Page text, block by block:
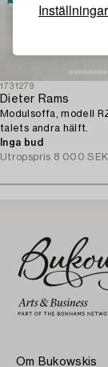
Inställningar
1731279
Dieter Rams
Modulsoffa, modell
talets andra hälft.
Inga bud
Utropspris 8 000 SEK
Om Bukowskis